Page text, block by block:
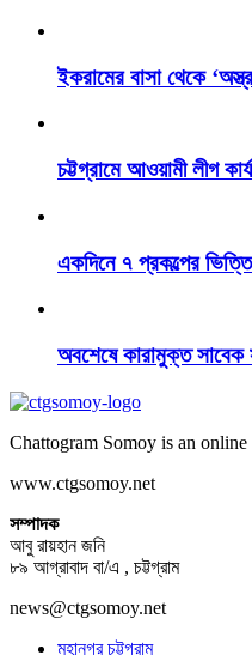
ইকরামের বাসা থেকে
চট্টগ্রামে আওয়ামী লীগ
একদিনে ৭ প্রকল্পের
অবশেষে কারামুক্ত সাবেক
Chattogram Somoy is an
www.ctgsomoy.net
সম্পাদক
আবু রায়হান জনি
৮৯ আগ্রাবাদ বা/এ , চট্টগ্রাম
news@ctgsomoy.net
মহানগর চট্টগ্রাম